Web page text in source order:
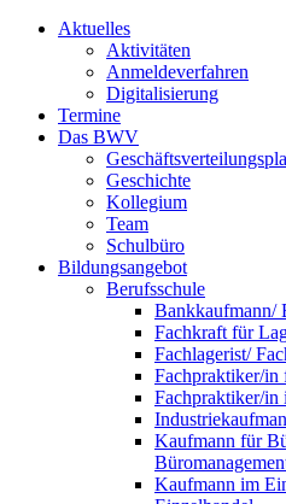
Aktuelles
Aktivitäten
Anmeldeverfahren
Digitalisierung
Termine
Das BWV
Geschichte
Kollegium
Team
Schulbüro
Bildungsangebot
Berufsschule
Bankkaufmann/
Fachkraft für
Fachlagerist/
Fachpraktiker/
Fachpraktiker/in
Kaufmann für
Kaufmann im